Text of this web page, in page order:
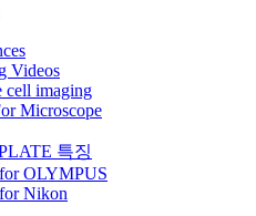
Videos
cell imaging
Microscope
특징
OLYMPUS
Nikon